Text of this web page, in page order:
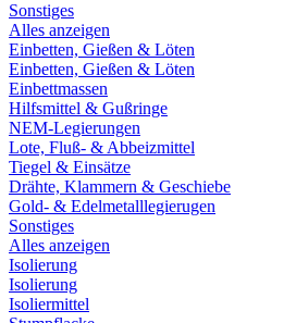
Sonstiges
Alles anzeigen
Einbetten, Gießen & Löten
Einbetten, Gießen & Löten
Einbettmassen
Hilfsmittel & Gußringe
NEM-Legierungen
Lote, Fluß- & Abbeizmittel
Tiegel & Einsätze
Drähte, Klammern & Geschiebe
Gold- & Edelmetalllegierugen
Sonstiges
Alles anzeigen
Isolierung
Isolierung
Isoliermittel